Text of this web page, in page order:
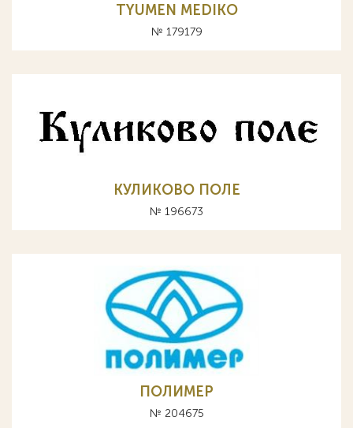
TYUMEN MEDIKO
№ 179179
КУЛИКОВО ПОЛЕ
№ 196673
ПОЛИМЕР
№ 204675